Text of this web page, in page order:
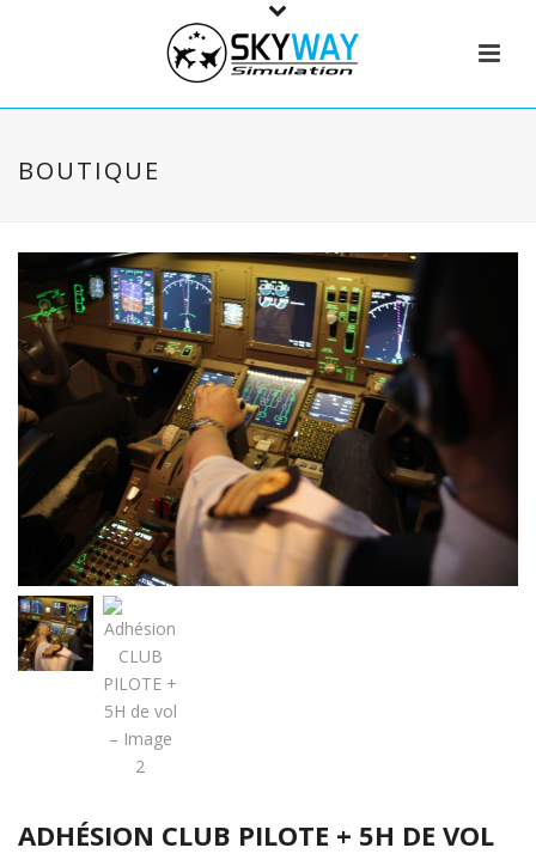
BOUTIQUE
ADHÉSION CLUB PILOTE + 5H DE VOL